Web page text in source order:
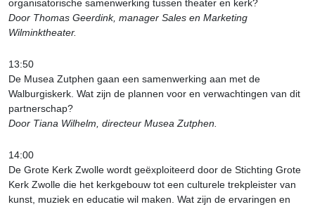
organisatorische samenwerking tussen theater en kerk?
Door Thomas Geerdink, manager Sales en Marketing
Wilminktheater.
13:50
De Musea Zutphen gaan een samenwerking aan met de
Walburgiskerk. Wat zijn de plannen voor en verwachtingen van dit
partnerschap?
Door Tiana Wilhelm, directeur Musea Zutphen.
14:00
De Grote Kerk Zwolle wordt geëxploiteerd door de Stichting Grote
Kerk Zwolle die het kerkgebouw tot een culturele trekpleister van
kunst, muziek en educatie wil maken. Wat zijn de ervaringen en